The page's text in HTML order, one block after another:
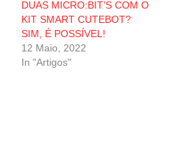
DUAS MICRO:BIT’S COM O
KIT SMART CUTEBOT?
SIM, É POSSÍVEL!
12 Maio, 2022
In "Artigos"